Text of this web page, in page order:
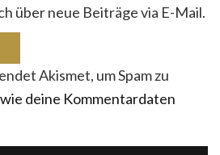
über neue Beiträge via E-Mail.
Akismet, um Spam zu
deine Kommentardaten